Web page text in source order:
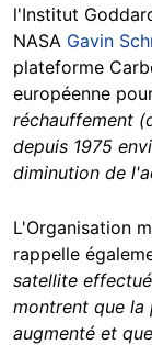
l'Institut
NASA Gavin
plateforme
européenne
réchauffement
depuis 1975
diminution de
L'Organisation
rappelle
satellite
montrent que la
augmenté et